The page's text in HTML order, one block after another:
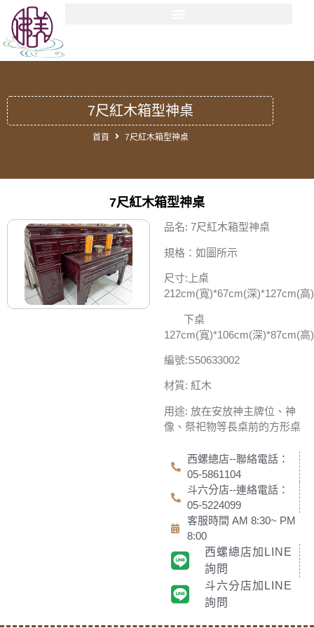
7尺紅木箱型神桌
首頁 7尺紅木箱型神桌
7尺紅木箱型神桌
品名: 7尺紅木箱型神桌
規格：如圖所示
尺寸:上桌
212cm(寬)*67cm(深)*127cm(高)
下桌
127cm(寬)*106cm(深)*87cm(高)
編號:S50633002
材質: 紅木
用途: 放在安放神主牌位、神
像、祭祀物等長桌前的方形桌
西螺總店--聯絡電話：
05-5861104
斗六分店--連絡電話：
05-5224099
客服時間 AM 8:30~ PM
8:00
西螺總店加LINE
詢問
斗六分店加LINE
詢問